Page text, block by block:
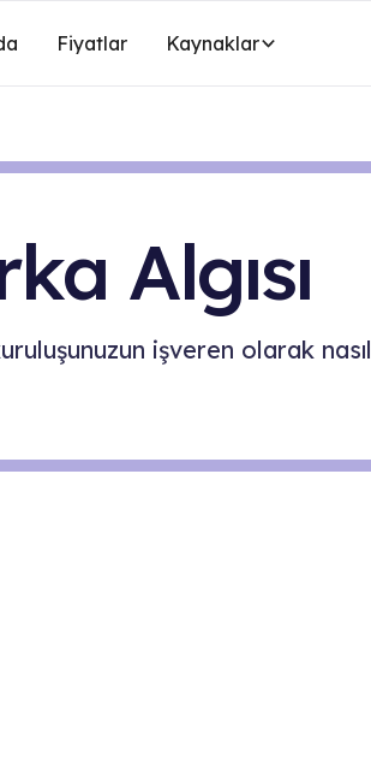
Fiyatlar Kaynaklar
Algısı
işveren olarak nasıl